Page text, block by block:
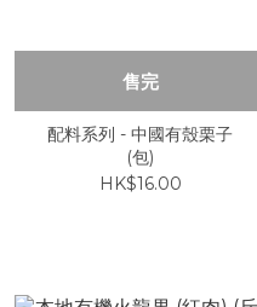
售完
配料系列 - 中國有殼栗子
(包)
HK$16.00